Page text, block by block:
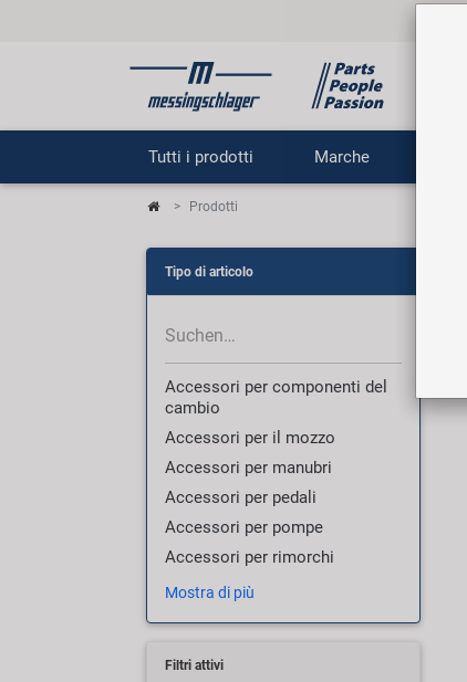
Tutti i prodotti Marche
Prodotti
Tipo di articolo
Accessori per componenti del
cambio
Accessori per il mozzo
Accessori per manubri
Accessori per pedali
Accessori per pompe
Accessori per rimorchi
Mostra di più
Filtri attivi